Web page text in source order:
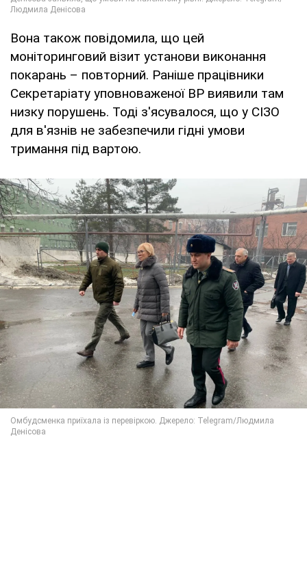
Вона також повідомила, що цей
моніторинговий візит установи виконання
покарань – повторний. Раніше працівники
Секретаріату уповноваженої ВР виявили там
низку порушень. Тоді з'ясувалося, що у СІЗО
для в'язнів не забезпечили гідні умови
тримання під вартою.